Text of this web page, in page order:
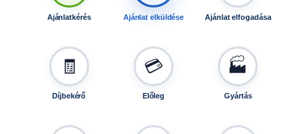
Ajánlatkérés Ajánlat elküldése Ajánlat elfogadása
🧾
Díjbekérő
💳
Előleg
🏭
Gyártás